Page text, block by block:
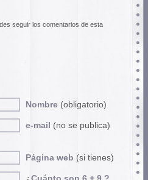
seguir los comentarios de esta
Nombre(obligatorio)
e-mail (no se publica)
Página web (si tienes)